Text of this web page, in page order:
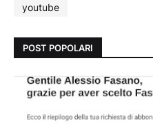
youtube
POST POPOLARI